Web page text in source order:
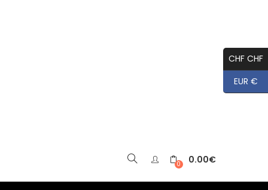
0 0.00€
CHF CHF
EUR €